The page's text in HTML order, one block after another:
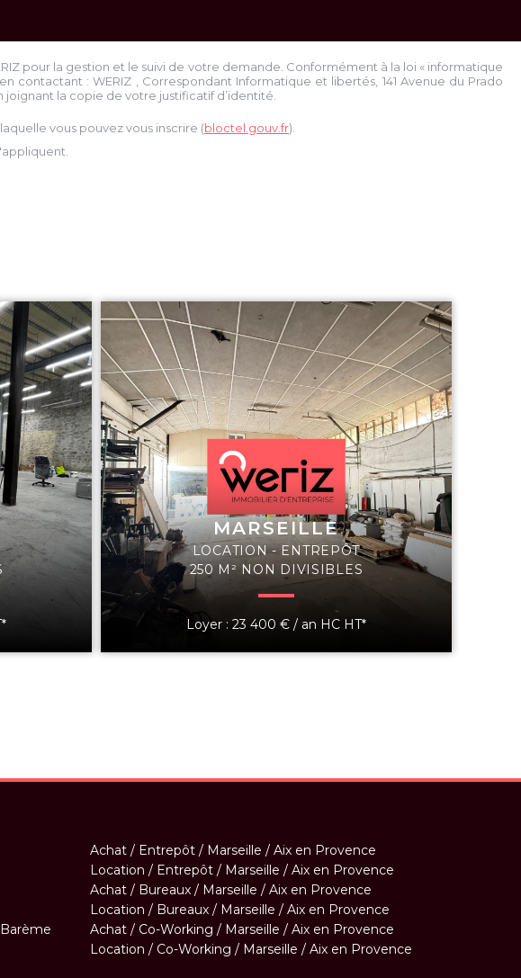
pour la gestion et le suivi de votre demande. Conformément à la loi « informatique
contactant :WERIZ , Correspondant Informatique et libertés, 141 Avenue du Prado
joignant la copie de votre justificatif d’identité.
vous pouvez vous inscrire (bloctel.gouv.fr).
MARSEILLE
LOCATION - ENTREPÔT
250 M² NON DIVISIBLES
Loyer : 23 400 € / an HC HT*
Achat / Entrepôt / Marseille / Aix en Provence
Location / Entrepôt / Marseille / Aix en Provence
Achat / Bureaux / Marseille / Aix en Provence
Location / Bureaux / Marseille / Aix en Provence
Achat / Co-Working / Marseille / Aix en Provence
Location / Co-Working / Marseille / Aix en Provence